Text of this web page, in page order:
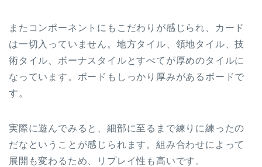
またコンポーネントにもこだわりが感じられ、カード
は一切入っていません。地方タイル、領地タイル、技
術タイル、ボーナスタイルとすべてが厚めのタイルに
なっています。ボードもしっかり厚みがあるボードで
す。
実際に遊んでみると、細部に至るまで練りに練ったの
だなということが感じられます。組み合わせによって
展開も変わるため、リプレイ性も高いです。